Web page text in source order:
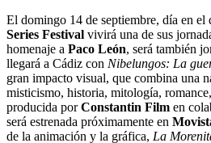
El domingo 14 de septiembre, día en el
Series Festival vivirá una de sus
homenaje a Paco León, será también
llegará a Cádiz con Nibelungos: La
gran impacto visual, que combina una
misticismo, historia, mitología,
producida porConstantin Film en
será estrenada próximamente en
de la animación y la gráfica, La